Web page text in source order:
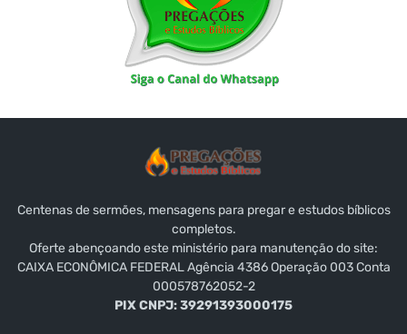
Centenas de sermões, mensagens para pregar e estudos bíblicos
completos.
Oferte abençoando este ministério para manutenção do site:
CAIXA ECONÔMICA FEDERAL Agência 4386 Operação 003 Conta
000578762052-2
PIX CNPJ: 39291393000175